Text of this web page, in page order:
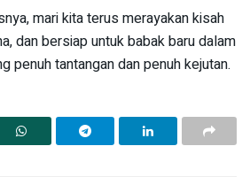
mari kita terus merayakan kisah
dan bersiap untuk babak baru dalam
penuh tantangan dan penuh kejutan.